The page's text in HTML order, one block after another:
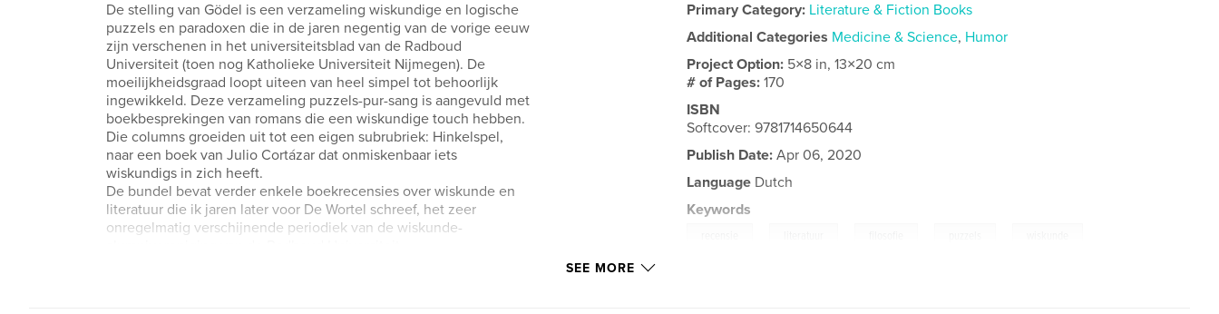
De stelling van Gödel is een verzameling wiskundige en logische
puzzels en paradoxen die in de jaren negentig van de vorige eeuw
zijn verschenen in het universiteitsblad van de Radboud
Universiteit (toen nog Katholieke Universiteit Nijmegen). De
moeilijkheidsgraad loopt uiteen van heel simpel tot behoorlijk
ingewikkeld. Deze verzameling puzzels-pur-sang is aangevuld met
boekbesprekingen van romans die een wiskundige touch hebben.
Die columns groeiden uit tot een eigen subrubriek: Hinkelspel,
naar een boek van Julio Cortázar dat onmiskenbaar iets
wiskundigs in zich heeft.
De bundel bevat verder enkele boekrecensies over wiskunde en
literatuur die ik jaren later voor De Wortel schreef, het zeer
onregelmatig verschijnende periodiek van de wiskunde-
Primary Category: Literature & Fiction Books
Additional Categories Medicine & Science, Humor
Project Option: 5×8 in, 13×20 cm
# of Pages:170
ISBN
Softcover: 9781714650644
Publish Date: Apr 06, 2020
Language Dutch
Keywords
SEE MORE